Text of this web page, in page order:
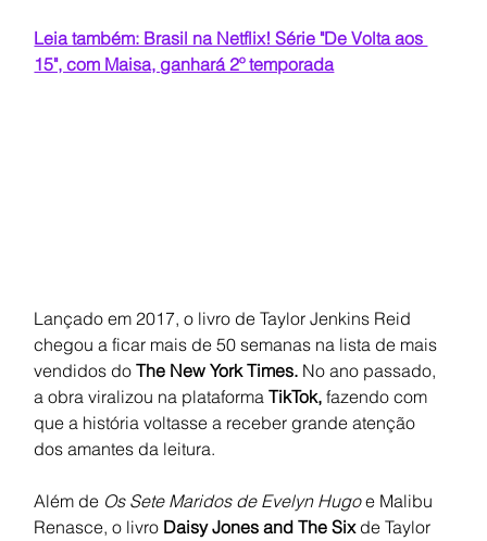
Leia também: Brasil na Netflix! Série "De Volta aos
15", com Maisa, ganhará 2º temporada
Lançado em 2017, o livro de Taylor Jenkins Reid
chegou a ficar mais de 50 semanas na lista de mais
vendidos do The New York Times. No ano passado,
a obra viralizou na plataforma TikTok, fazendo com
que a história voltasse a receber grande atenção
dos amantes da leitura.
Além de Os Sete Maridos de Evelyn Hugo e Malibu
Renasce, o livro Daisy Jones and The Six de Taylor